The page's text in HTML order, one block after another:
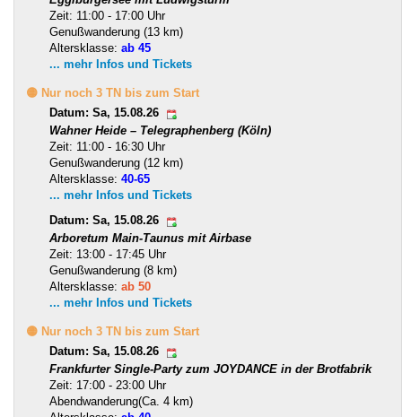
Zeit: 11:00 - 17:00 Uhr
Genußwanderung (13 km)
Altersklasse: ab 45
... mehr Infos und Tickets
🟡 Nur noch 3 TN bis zum Start
Datum: Sa, 15.08.26
Wahner Heide – Telegraphenberg (Köln)
Zeit: 11:00 - 16:30 Uhr
Genußwanderung (12 km)
Altersklasse: 40-65
... mehr Infos und Tickets
Datum: Sa, 15.08.26
Arboretum Main-Taunus mit Airbase
Zeit: 13:00 - 17:45 Uhr
Genußwanderung (8 km)
Altersklasse: ab 50
... mehr Infos und Tickets
🟡 Nur noch 3 TN bis zum Start
Datum: Sa, 15.08.26
Frankfurter Single-Party zum JOYDANCE in der Brotfabrik
Zeit: 17:00 - 23:00 Uhr
Abendwanderung(Ca. 4 km)